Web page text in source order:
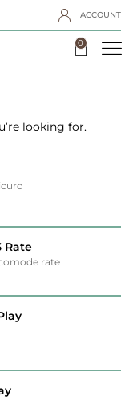
ACCOUNT
0
looking for.
Rate
rate